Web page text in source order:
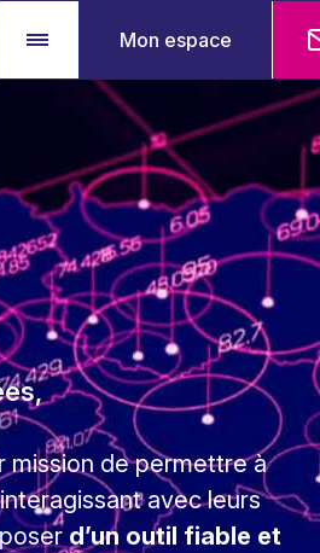
Mon espace
mission de permettre à
avec leurs
d’un outil fiable et